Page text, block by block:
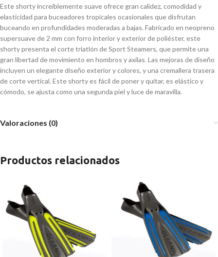
Este shorty increíblemente suave ofrece gran calidez, comodidad y
elasticidad para buceadores tropicales ocasionales que disfrutan
buceando en profundidades moderadas a bajas. Fabricado en neopreno
supersuave de 2 mm con forro interior y exterior de poliéster, este
shorty presenta el corte triatlón de Sport Steamers, que permite una
gran libertad de movimiento en hombros y axilas. Las mejoras de diseño
incluyen un elegante diseño exterior y colores, y una cremallera trasera
de corte vertical. Este shorty es fácil de poner y quitar, es elástico y
cómodo, se ajusta como una segunda piel y luce de maravilla.
Valoraciones (0)
Productos relacionados